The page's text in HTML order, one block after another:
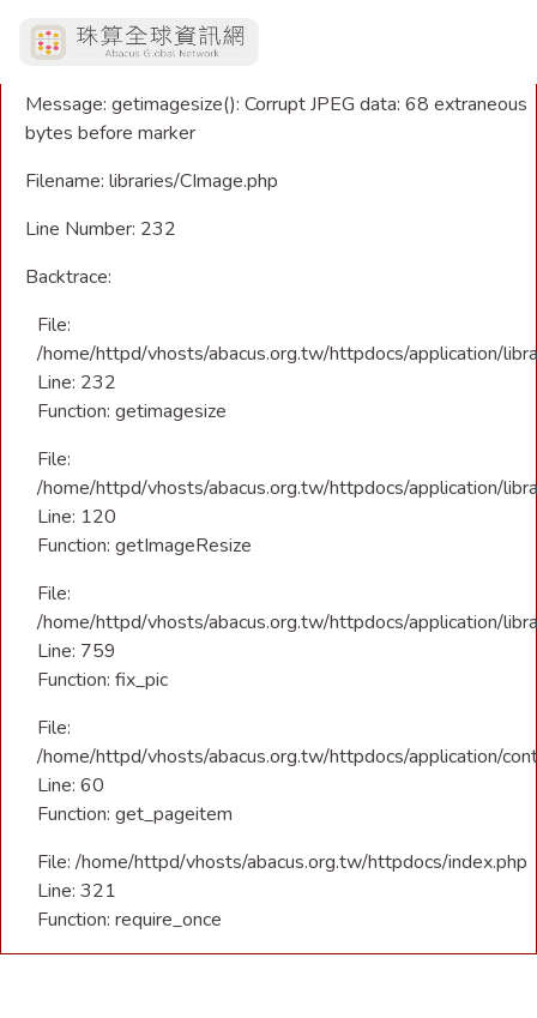
A PHP Error was encountered
Severity: Warning
Message: getimagesize(): Corrupt JPEG data: 68 extraneous
bytes before marker
Filename: libraries/CImage.php
Line Number: 232
Backtrace:
File:
/home/httpd/vhosts/abacus.org.tw/httpdocs/application/
Line: 232
Function: getimagesize
File:
/home/httpd/vhosts/abacus.org.tw/httpdocs/application/
Line: 120
Function: getImageResize
File:
/home/httpd/vhosts/abacus.org.tw/httpdocs/application/
Line: 759
Function: fix_pic
File:
/home/httpd/vhosts/abacus.org.tw/httpdocs/application/
Line: 60
Function: get_pageitem
File: /home/httpd/vhosts/abacus.org.tw/httpdocs/index.php
Line: 321
Function: require_once